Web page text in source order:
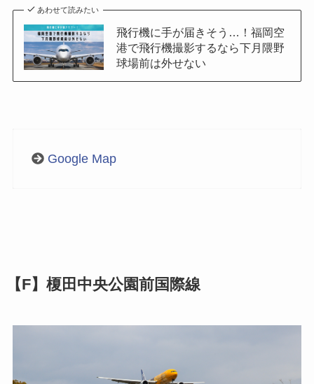
あわせて読みたい
飛行機に手が届きそう…！福岡空
港で飛行機撮影するなら下月隈野
球場前は外せない
Google Map
【F】榎田中央公園前国際線